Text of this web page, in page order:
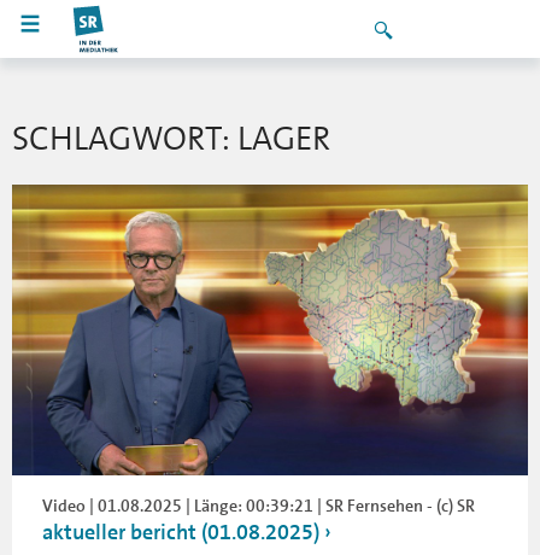
SCHLAGWORT: LAGER
Video | 01.08.2025 | Länge: 00:39:21 | SR Fernsehen - (c) SR
aktueller bericht (01.08.2025)